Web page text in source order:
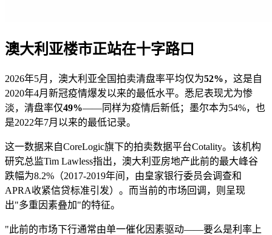
澳大利亚楼市正站在十字路口
2026年5月，澳大利亚全国拍卖清盘率平均仅为52%，这是自
2020年4月新冠疫情爆发以来的最低水平。悉尼表现尤为惨
淡，清盘率仅49%——同样为疫情后新低；墨尔本为54%，也
是2022年7月以来的最低记录。
这一数据来自CoreLogic旗下的拍卖数据平台Cotality。该机构
研究总监Tim Lawless指出，澳大利亚房地产此前的最大峰谷
跌幅为8.2%（2017-2019年间，由皇家银行委员会调查和
APRA收紧信贷标准引发）。而当前的市场回调，则呈现
出"多重因素叠加"的特征。
"此前的市场下行通常由单一催化因素驱动——要么是利率上